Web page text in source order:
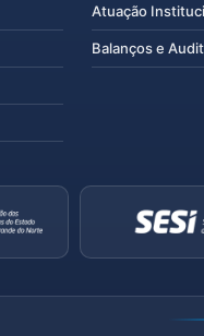
Atuação
Balanços e